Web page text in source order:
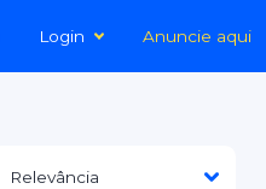
Login Anuncie aqui